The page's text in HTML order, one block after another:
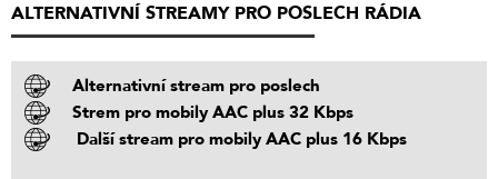
ALTERNATIVNÍ STREAMY PRO POSLECH RÁDIA
Alternativní stream pro poslech
Strem pro mobily AAC plus 32 Kbps
Další stream pro mobily AAC plus 16 Kbps